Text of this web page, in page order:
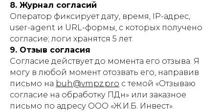
8. Журнал согласий
Оператор фиксирует дату, время, IP-адрес,
user-agent и URL-формы, с которых получено
согласие; логи хранятся 5 лет.
9. Отзыв согласия
Согласие действует до момента его отзыва. Я
могу в любой момент отозвать его, направив
письмо на buh@vmpz.pro с темой «Отзываю
согласие на обработку ПДн» или заказное
письмо по адресу ООО «Ж.И.Б. Инвест».